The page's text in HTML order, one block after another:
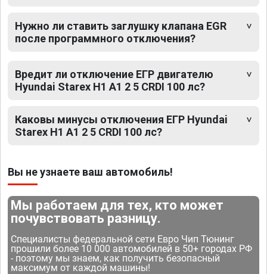
Нужно ли ставить заглушку клапана EGR
после программного отключения?
Вредит ли отключение ЕГР двигателю
Hyundai Starex H1 A1 2 5 CRDI 100 лс?
Каковы минусы отключения ЕГР Hyundai
Starex H1 A1 2 5 CRDI 100 лс?
Вы не узнаете ваш автомобиль!
Мы работаем для тех, кто может
почувствовать разницу.
Специалисты федеральной сети Евро Чип Тюнинг
прошили более 10 000 автомобилей в 50+ городах РФ
- поэтому мы знаем, как получить безопасный
максимум от каждой машины!